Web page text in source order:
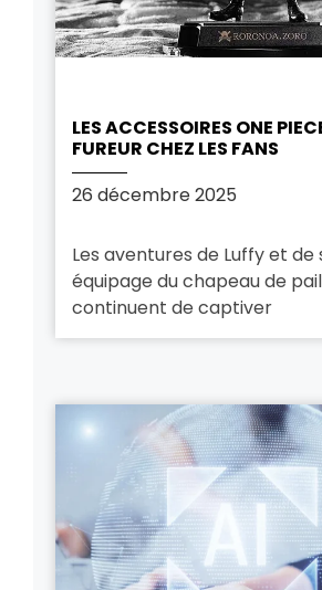
LES ACCESSOIRES ONE
FUREUR CHEZ LES FANS
26 décembre 2025
Les aventures de Luffy et de
équipage du chapeau de
continuent de captiver